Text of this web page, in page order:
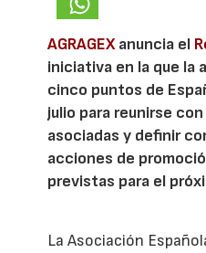
AGRAGEXanuncia el
iniciativa en la que la
cinco puntos de
julio para reunirse
asociadas y definir
acciones de
previstas para el
La Asociación